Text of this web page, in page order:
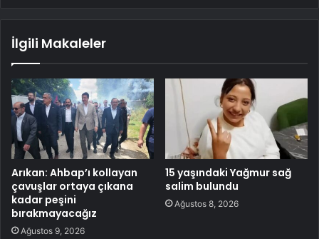
İlgili Makaleler
Arıkan: Ahbap’ı kollayan
çavuşlar ortaya çıkana
kadar peşini
bırakmayacağız
Ağustos 9, 2026
15 yaşındaki Yağmur sağ
salim bulundu
Ağustos 8, 2026